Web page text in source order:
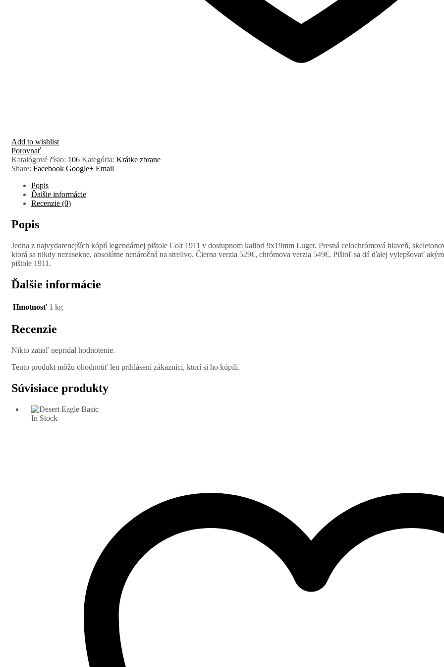
Add to wishlist
Porovnať
Katalógové číslo: 106 Kategória: Krátke zbrane
Share: Facebook Google+ Email
Popis
Ďalšie informácie
Recenzie (0)
Popis
Jedna z najvydarenejších kópií legendárnej pištole Colt 1911 v dostupnom kalibri 9x19mm Luger. Presná celochrómová hlaveň,
ktorá sa nikdy nezasekne, absolútne nenáročná na strelivo. Čierna verzia 529€, chrómova verzia 549€. Pištoľ sa dá ďalej vylepšovať
pištole 1911.
Ďalšie informácie
Hmotnosť 1 kg
Recenzie
Nikto zatiaľ nepridal hodnotenie.
Tento produkt môžu ohodnotiť len prihlásení zákazníci, ktorí si ho kúpili.
Súvisiace produkty
In Stock